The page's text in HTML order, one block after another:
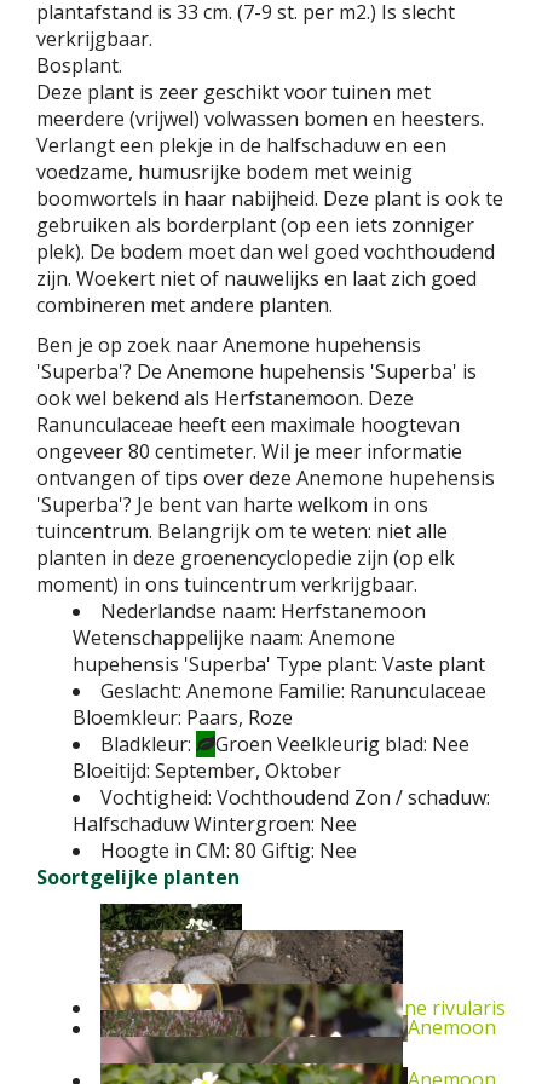
plantafstand is 33 cm. (7-9 st. per m2.) Is slecht
verkrijgbaar.
Bosplant.
Deze plant is zeer geschikt voor tuinen met
meerdere (vrijwel) volwassen bomen en heesters.
Verlangt een plekje in de halfschaduw en een
voedzame, humusrijke bodem met weinig
boomwortels in haar nabijheid. Deze plant is ook te
gebruiken als borderplant (op een iets zonniger
plek). De bodem moet dan wel goed vochthoudend
zijn. Woekert niet of nauwelijks en laat zich goed
combineren met andere planten.
Ben je op zoek naar Anemone hupehensis
'Superba'? De Anemone hupehensis 'Superba' is
ook wel bekend als Herfstanemoon. Deze
Ranunculaceae heeft een maximale hoogtevan
ongeveer 80 centimeter. Wil je meer informatie
ontvangen of tips over deze Anemone hupehensis
'Superba'? Je bent van harte welkom in ons
tuincentrum. Belangrijk om te weten: niet alle
planten in deze groenencyclopedie zijn (op elk
moment) in ons tuincentrum verkrijgbaar.
Nederlandse naam: Herfstanemoon
Wetenschappelijke naam: Anemone
hupehensis 'Superba' Type plant: Vaste plant
Geslacht: Anemone Familie: Ranunculaceae
Bloemkleur: Paars, Roze
Bladkleur:
Groen Veelkleurig blad: Nee
Bloeitijd: September, Oktober
Vochtigheid: Vochthoudend Zon / schaduw:
HalfschaduwWintergroen: Nee
Hoogte in CM: 80 Giftig: Nee
Soortgelijke planten
AnemoonAnemone rivularis
Anemoon